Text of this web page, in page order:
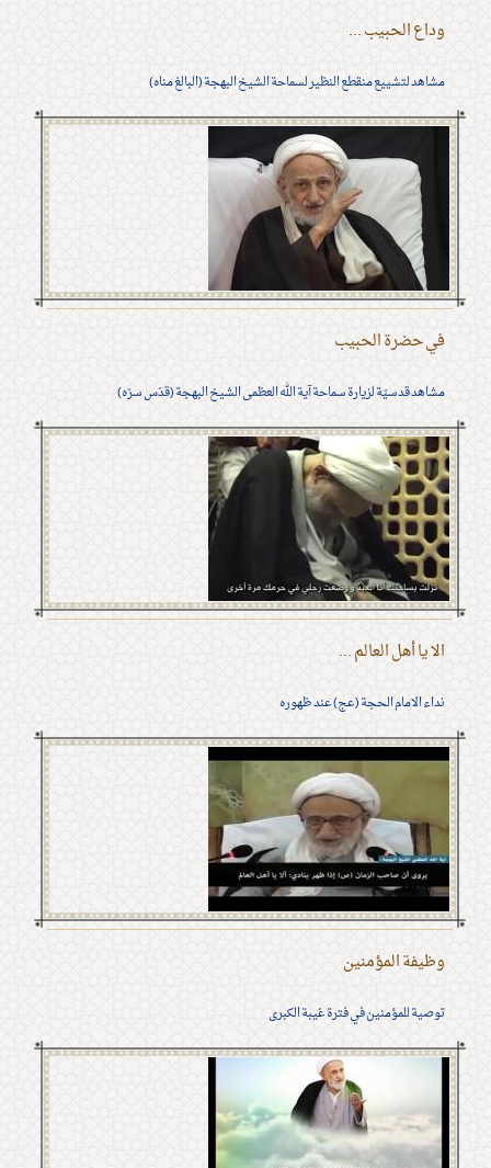
وداع الحبيب ...
مشاهد لتشييع منقطع النظير لسماحة الشيخ البهجة (البالغ مناه)
في حضرة الحبيب
مشاهد قدسيّة لزيارة سماحة آية الله العظمى الشيخ البهجة (قدّس سرّه)
الا يا أهل العالم ...
نداء الامام الحجة (عج) عند ظهوره
وظيفة المؤمنين
توصية للمؤمنين في فترة غيبة الكبرى